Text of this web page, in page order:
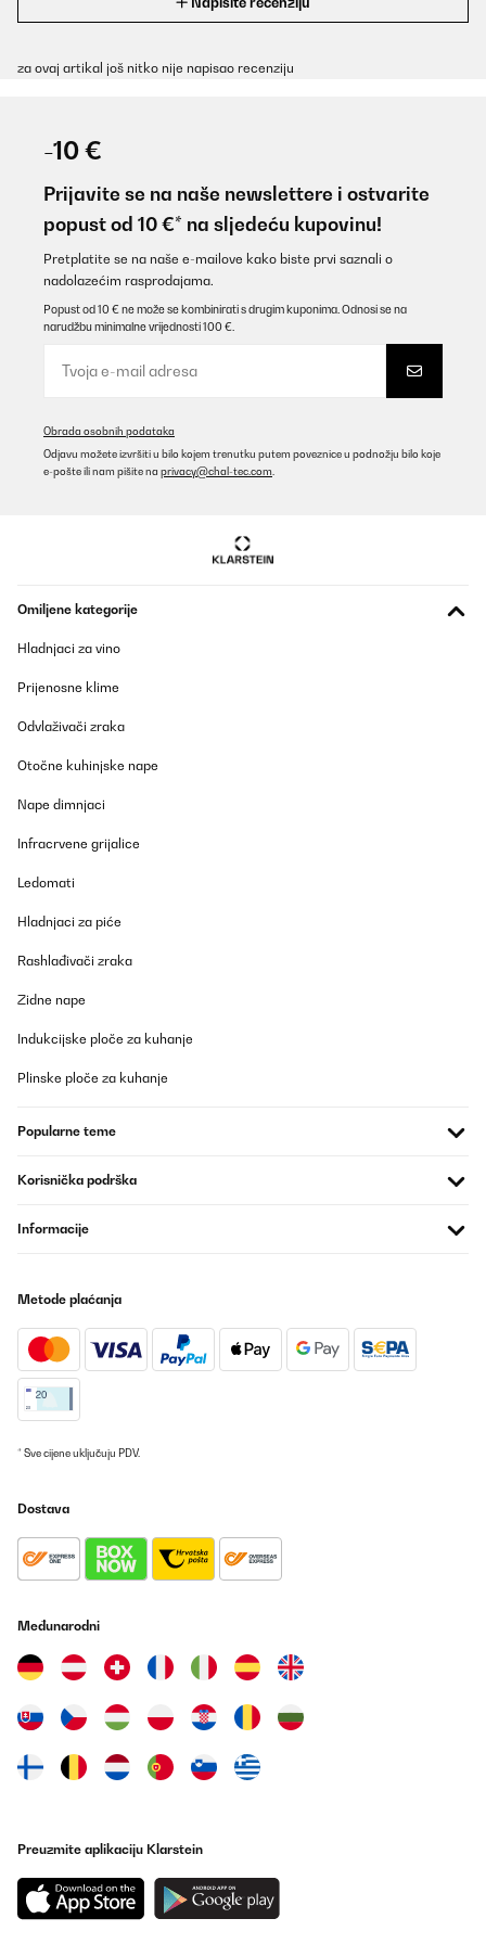
za ovaj artikal još nitko nije napisao recenziju
-10 €
Prijavite se na naše newslettere i ostvarite
popust od 10 €* na sljedeću kupovinu!
Pretplatite se na naše e-mailove kako biste prvi saznali o
nadolazećim rasprodajama.
Popust od 10 € ne može se kombinirati s drugim kuponima. Odnosi se na
narudžbu minimalne vrijednosti 100 €.
Obrada osobnih podataka
Odjavu možete izvršiti u bilo kojem trenutku putem poveznice u podnožju bilo koje
e-pošte ili nam pišite na privacy@chal-tec.com
Omiljene kategorije
Hladnjaci za vino
Prijenosne klime
Odvlaživači zraka
Otočne kuhinjske nape
Nape dimnjaci
Infracrvene grijalice
Ledomati
Hladnjaci za piće
Rashlađivači zraka
Zidne nape
Indukcijske ploče za kuhanje
Plinske ploče za kuhanje
Popularne teme
Korisnička podrška
Informacije
Metode plaćanja
* Sve cijene uključuju PDV.
Dostava
Međunarodni
Preuzmite aplikaciju Klarstein